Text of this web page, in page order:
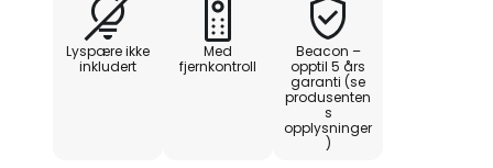
- Effekt: 35 W
- 6 hastigheter: 208/174/143/
- Støynivå: 37/24/17 dB
Lyspære ikke
inkludert
Med
fjernkontroll
Beacon –
opptil 5 års
garanti (se
produsenten
s
opplysninger
)